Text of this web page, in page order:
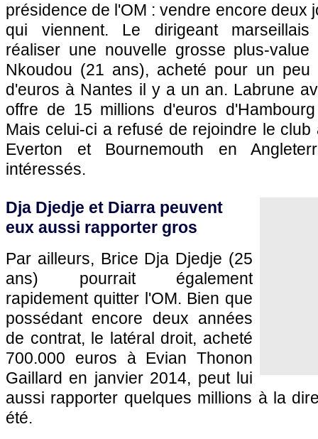
présidence de l'OM : vendre encore deux
qui viennent. Le dirigeant marseillais
réaliser une nouvelle grosse plus-value
Nkoudou (21 ans), acheté pour un peu
d'euros à Nantes il y a un an. Labrune
offre de 15 millions d'euros
Mais celui-ci a refusé de rejoindre le club
Everton et Bournemouth en
intéressés.
Dja Djedje et Diarra peuvent
eux aussi rapporter gros
Par ailleurs, Brice Dja Djedje (25
ans) pourrait également
rapidement quitter l'OM. Bien que
possédant encore deux années
de contrat, le latéral droit, acheté
700.000 euros à Evian Thonon
Gaillard en janvier 2014, peut lui
aussi rapporter quelques millions à la
été.